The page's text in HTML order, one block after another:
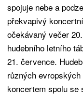
spojuje nebe a
překvapivý
očekávaný večer
hudebního letního
21. července.
různých
koncertem spolu se